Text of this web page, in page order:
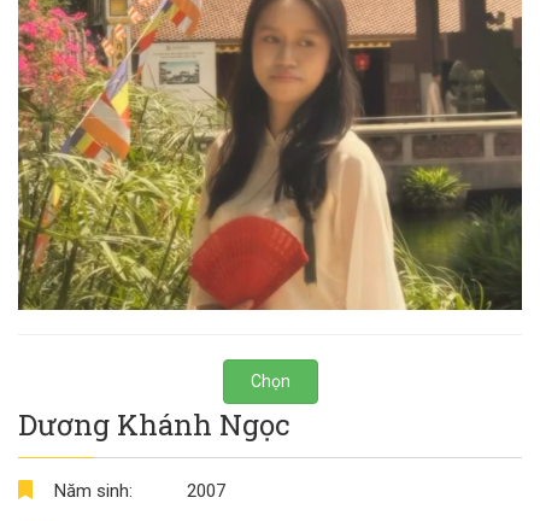
Chọn
Dương Khánh Ngọc
Năm sinh: 2007